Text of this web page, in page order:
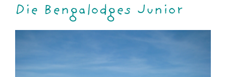
Die Bengalodges Junior